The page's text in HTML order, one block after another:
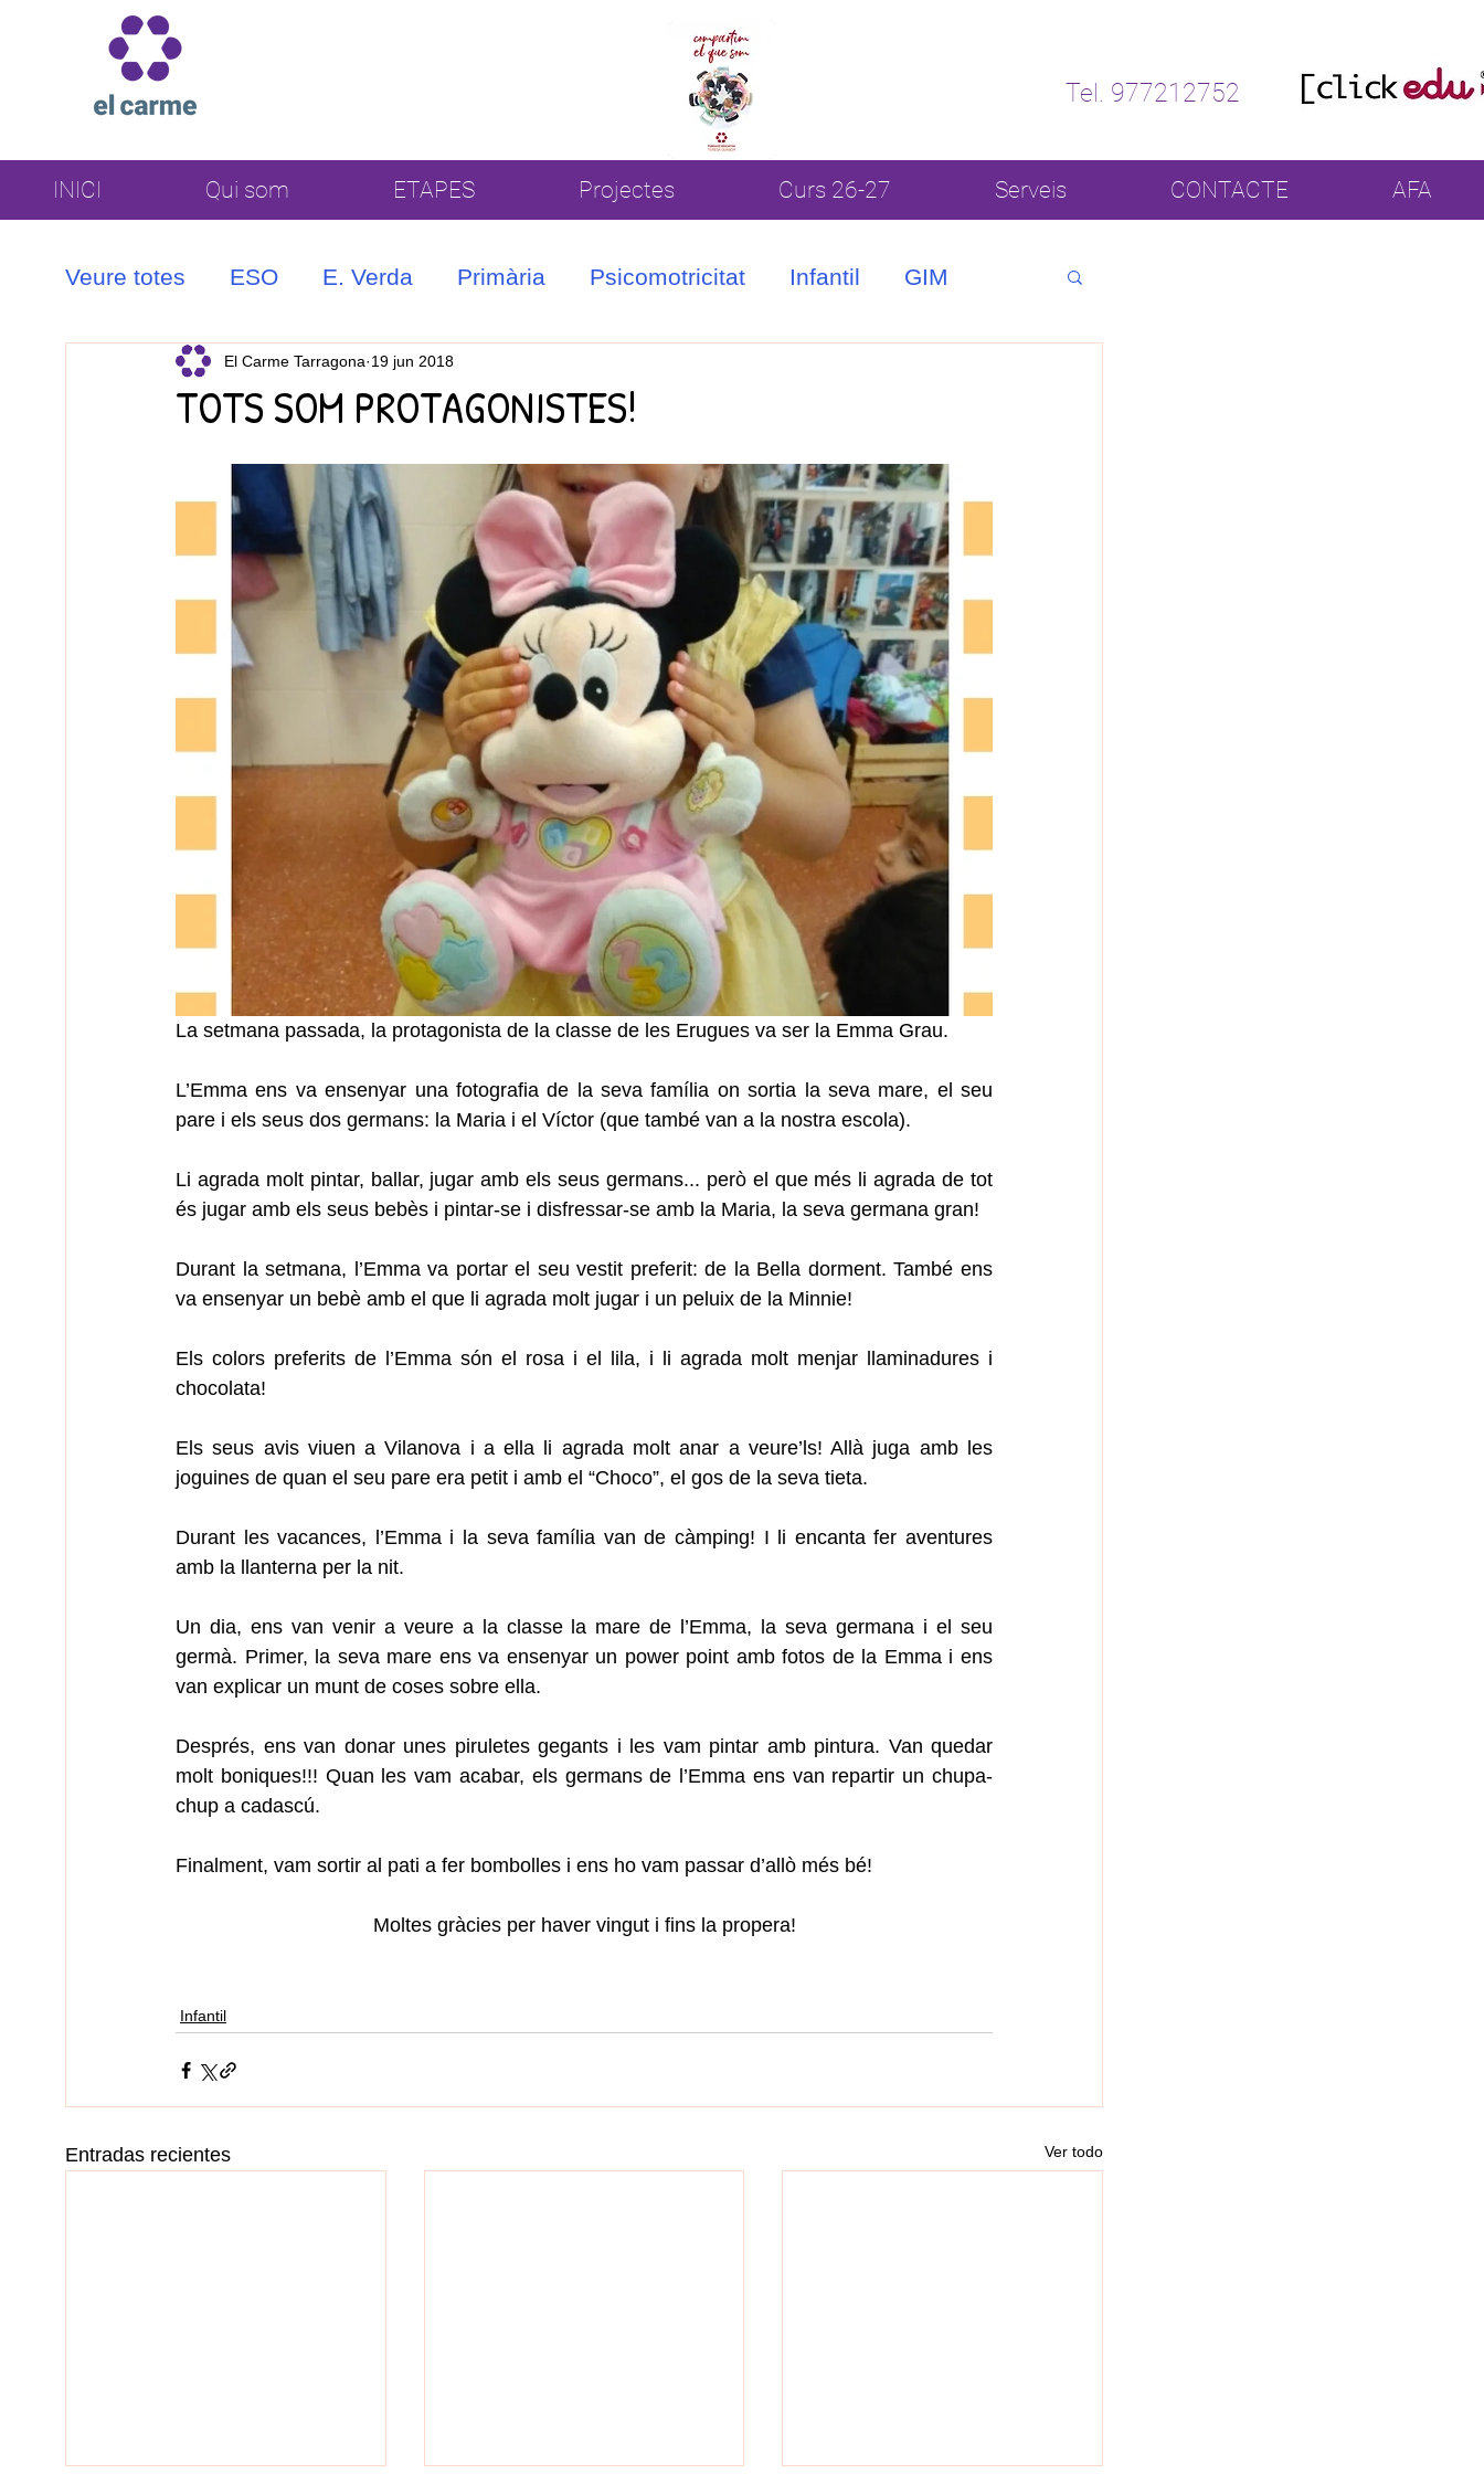
Tel. 977212752
INICI Qui som ETAPES Projectes Curs 26-27 Serveis CONTACTE AFA
Veure totes ESO E. Verda Primària Psicomotricitat Infantil GIM
TOTS SOM PROTAGONISTES!
El Carme Tarragona 19 jun 2018
La setmana passada, la protagonista de la classe de les Erugues va ser la Emma Grau.
L’Emma ens va ensenyar una fotografia de la seva família on sortia la seva mare, el seu
pare i els seus dos germans: la Maria i el Víctor (que també van a la nostra escola).
Li agrada molt pintar, ballar, jugar amb els seus germans... però el que més li agrada de tot
és jugar amb els seus bebès i pintar-se i disfressar-se amb la Maria, la seva germana gran!
Durant la setmana, l’Emma va portar el seu vestit preferit: de la Bella dorment. També ens
va ensenyar un bebè amb el que li agrada molt jugar i un peluix de la Minnie!
Els colors preferits de l’Emma són el rosa i el lila, i li agrada molt menjar llaminadures i
chocolata!
Els seus avis viuen a Vilanova i a ella li agrada molt anar a veure’ls! Allà juga amb les
joguines de quan el seu pare era petit i amb el “Choco”, el gos de la seva tieta.
Durant les vacances, l’Emma i la seva família van de càmping! I li encanta fer aventures
amb la llanterna per la nit.
Un dia, ens van venir a veure a la classe la mare de l’Emma, la seva germana i el seu
germà. Primer, la seva mare ens va ensenyar un power point amb fotos de la Emma i ens
van explicar un munt de coses sobre ella.
Després, ens van donar unes piruletes gegants i les vam pintar amb pintura. Van quedar
molt boniques!!! Quan les vam acabar, els germans de l’Emma ens van repartir un chupa-
chup a cadascú.
Finalment, vam sortir al pati a fer bombolles i ens ho vam passar d’allò més bé!
Moltes gràcies per haver vingut i fins la propera!
Infantil
Entradas recientes Ver todo